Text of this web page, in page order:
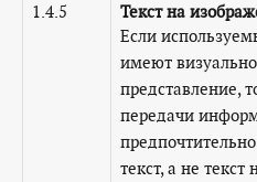
1.4.5
Текст на
Если
имеют
представление,
передачи
текст, а не текст